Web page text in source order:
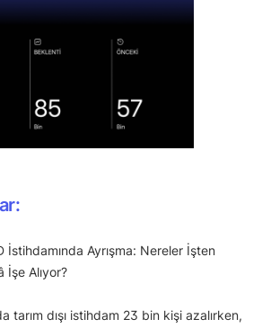
İstihdamında Ayrışma: Nereler İşten
İşe Alıyor?
tarım dışı istihdam 23 bin kişi azalırken,